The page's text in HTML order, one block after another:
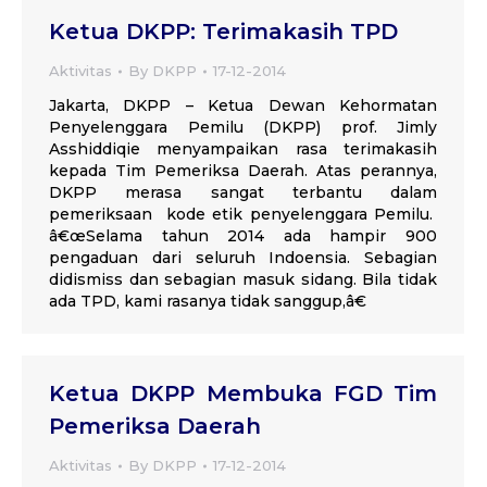
Ketua DKPP: Terimakasih TPD
Aktivitas By DKPP 17-12-2014
Jakarta, DKPP – Ketua Dewan Kehormatan
Penyelenggara Pemilu (DKPP) prof. Jimly
Asshiddiqie menyampaikan rasa terimakasih
kepada Tim Pemeriksa Daerah. Atas perannya,
DKPP merasa sangat terbantu dalam
pemeriksaan kode etik penyelenggara Pemilu.
â€œSelama tahun 2014 ada hampir 900
pengaduan dari seluruh Indoensia. Sebagian
didismiss dan sebagian masuk sidang. Bila tidak
ada TPD, kami rasanya tidak sanggup,â€
Ketua DKPP Membuka FGD Tim
Pemeriksa Daerah
Aktivitas By DKPP 17-12-2014